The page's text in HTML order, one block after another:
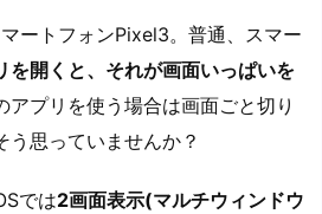
ートフォンPixel3。普通、スマー
を開くと、それが画面いっぱいを
アプリを使う場合は画面ごと切り
う思っていませんか？
では2画面表示(マルチウィンドウ